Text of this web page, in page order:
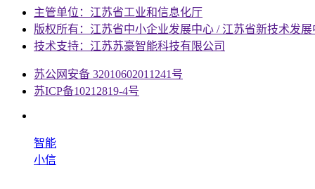
主管单位：江苏省工业和信息化厅
版权所有：江苏省中小企业发展中心 / 江苏省新技术发展
技术支持：江苏苏豪智能科技有限公司
苏公网安备 32010602011241号
苏ICP备10212819-4号
智能
小信